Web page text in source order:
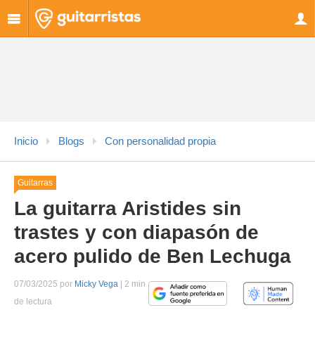
Inicio Blogs Con personalidad propia
Guitarras
La guitarra Aristides sin
trastes y con diapasón de
acero pulido de Ben Lechuga
07/03/2025 por Micky Vega | 2 min
de lectura